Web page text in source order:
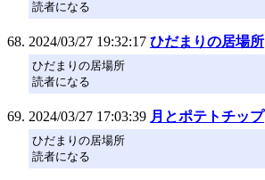
読者になる
2024/03/27 19:32:17 ひだまりの居場所
ひだまりの居場所
読者になる
2024/03/27 17:03:39 月とポテトチップ
ひだまりの居場所
読者になる